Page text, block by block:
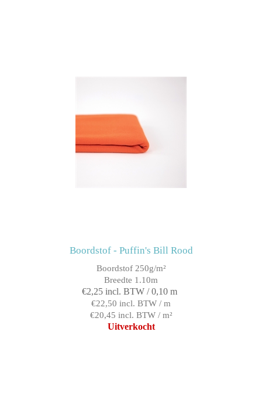
Boordstof - Puffin's Bill Rood
Boordstof 250g/m²
Breedte 1.10m
€2,25 incl. BTW / 0,10 m
€22,50 incl. BTW / m
€20,45 incl. BTW / m²
Uitverkocht